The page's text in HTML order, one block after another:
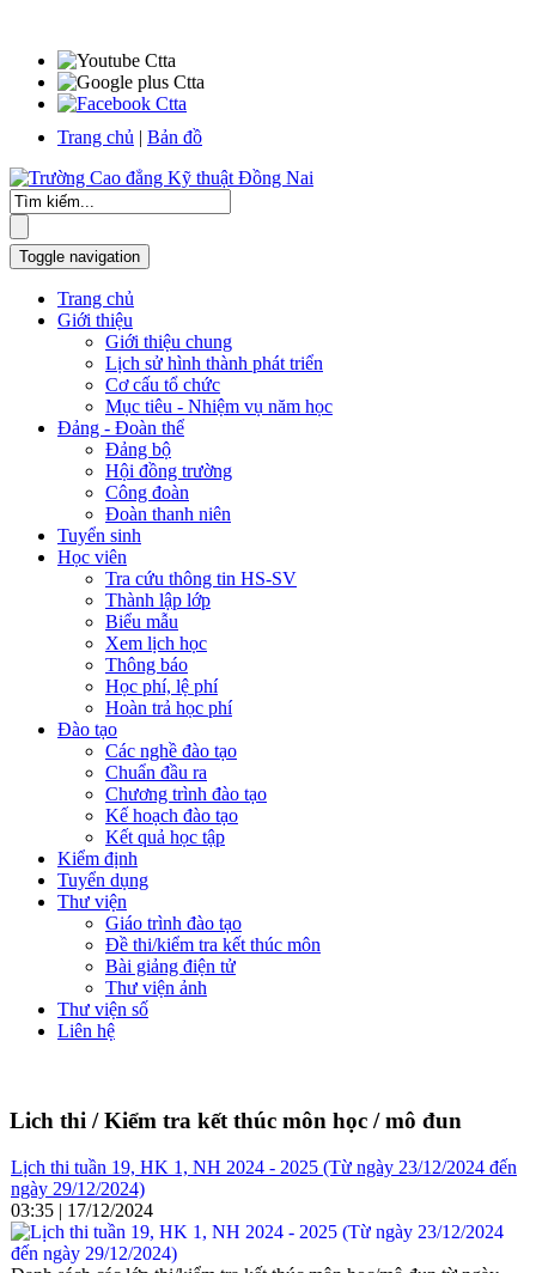
Trang chủ | Bản đồ
Toggle navigation
Trang chủ
Giới thiệu
Giới thiệu chung
Lịch sử hình thành phát triển
Cơ cấu tổ chức
Mục tiêu - Nhiệm vụ năm học
Đảng - Đoàn thể
Đảng bộ
Hội đồng trường
Công đoàn
Đoàn thanh niên
Tuyển sinh
Học viên
Tra cứu thông tin HS-SV
Thành lập lớp
Biểu mẫu
Xem lịch học
Thông báo
Học phí, lệ phí
Hoàn trả học phí
Đào tạo
Các nghề đào tạo
Chuẩn đầu ra
Chương trình đào tạo
Kế hoạch đào tạo
Kết quả học tập
Kiểm định
Tuyển dụng
Thư viện
Giáo trình đào tạo
Đề thi/kiểm tra kết thúc môn
Bài giảng điện tử
Thư viện ảnh
Thư viện số
Liên hệ
Lich thi / Kiểm tra kết thúc môn học / mô đun
Lịch thi tuần 19, HK 1, NH 2024 - 2025 (Từ ngày 23/12/2024 đến
ngày 29/12/2024)
03:35 | 17/12/2024